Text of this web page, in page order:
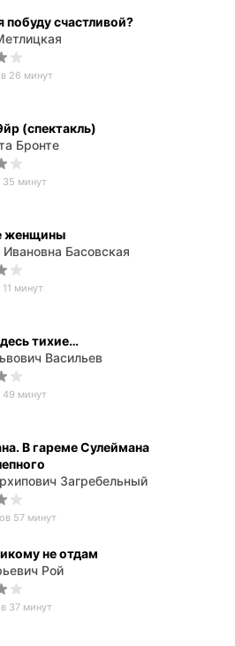
счастливой?
26 минут
(спектакль)
Бронте
35 минут
женщины
Ивановна Басовская
11 минут
тихие…
Васильев
49 минут
В гареме Сулеймана
Загребельный
57 минут
не отдам
Рой
37 минут